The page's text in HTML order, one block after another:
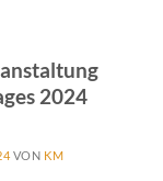
2024
VON KM